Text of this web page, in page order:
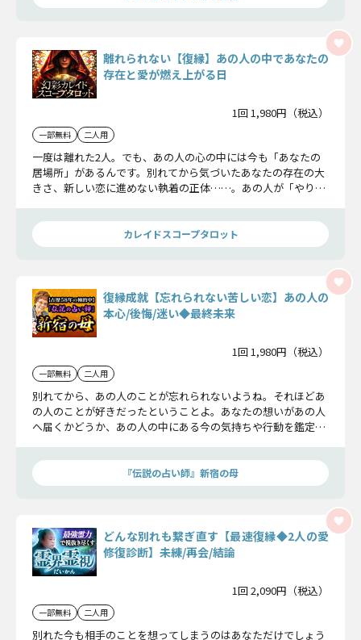
離れられない【復縁】あの人の中であなたの
存在と愛が燃え上がる日
1回 1,980円（税込）
一部無料 二人用
一度は離れた2人。でも、あの人の心の中には今も「あなたの
居場所」があるんです。別れてから気づいたあなたの存在の大
きさ、新しい恋に進めない執着の正体……。あの人が「やり直
デーを詳細にお伝えします。
カレイドスコープタロット
復縁成就【忘れられない苦しい恋】あの人の
本心/後悔/迷い◆最終未来
1回 1,980円（税込）
一部無料 二人用
別れてから、あの人のことが忘れられないようね。それほどあ
の人のことが好きだったということよ。あなたの想いがあの人
へ届くかどうか、あの人の中にある今の気持ちや行動を鑑定し
『伝説の占い師』新宿の母
どんな別れも繋ぎ直す【最速復縁◆2人の愛
修復診断】未練/再会/結論
1回 2,090円（税込）
一部無料 二人用
別れた今も相手のことを想ってしまうのはあなただけでしょう